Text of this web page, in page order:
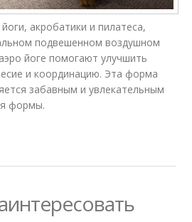
акробатики и пилатеса,
подвешенном воздушном
йоге помогают улучшить
и координацию. Эта форма
забавным и увлекательным
формы.